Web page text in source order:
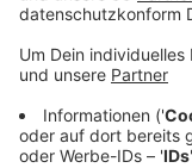
das werbende
die Speicherung